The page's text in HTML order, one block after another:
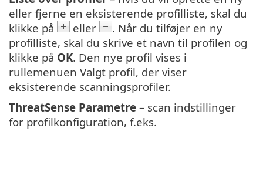
eller fjerne en eksisterende profilliste, skal du
klikke på
eller
. Når du tilføjer en ny
profilliste, skal du skrive et navn til profilen og
klikke på OK. Den nye profil vises i
rullemenuen Valgt profil, der viser
eksisterende scanningsprofiler.
ThreatSense Parametre – scan indstillinger
for profilkonfiguration, f.eks.